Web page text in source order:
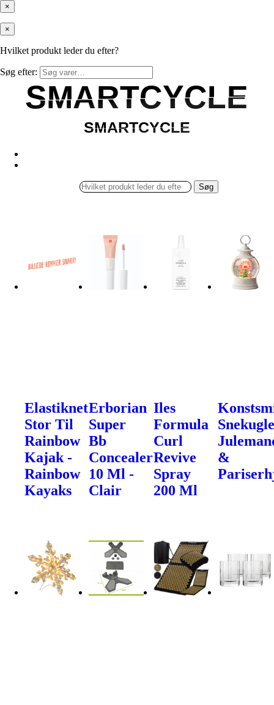
×
×
Hvilket produkt leder du efter?
Søg efter:
SMARTCYCLE
SMARTCYCLE
SMARTCYCLE
SMARTCYCLE
Søg
Elastiknet
Stor Til
Rainbow
Kajak -
Rainbow
Kayaks
Erborian
Super
Bb
Concealer
10 Ml -
Clair
Iles
Formula
Curl
Revive
Spray
200 Ml
&